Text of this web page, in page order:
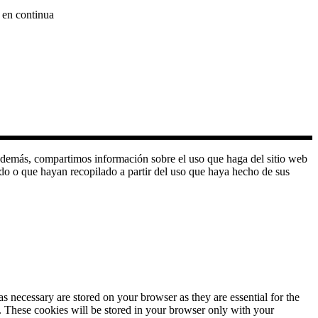
continua
compartimos información sobre el uso que haga del sitio web
o que hayan recopilado a partir del uso que haya hecho de sus
are stored on your browser as they are essential for the
These cookies will be stored in your browser only with your